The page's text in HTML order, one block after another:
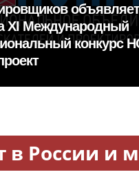
XI Международный
конкурс
в России и